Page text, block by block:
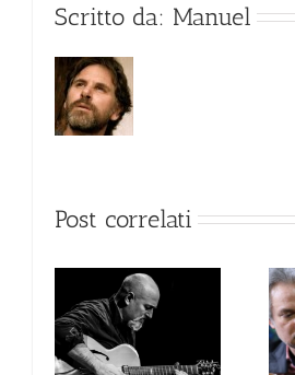
Scritto da: Manuel
Post correlati
La via della chitarra
di Alfonso Pumilia